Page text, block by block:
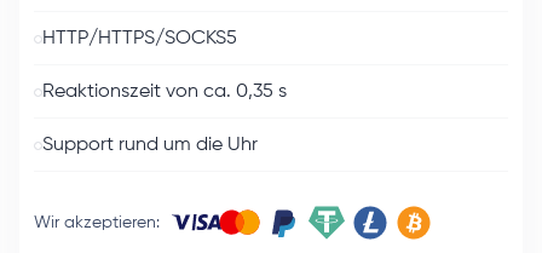
HTTP/HTTPS/SOCKS5
Reaktionszeit von ca. 0,35 s
Support rund um die Uhr
Wir akzeptieren: